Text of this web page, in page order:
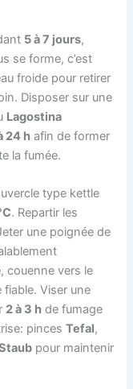
5 à 7 jours,
se forme, c’est
froide pour retirer
Disposer sur une
Lagostina
24 h afin de former
la fumée.
type kettle
. Repartir les
une poignée de
couenne vers le
Viser une
2 à 3 h de fumage
pincesTefal,
pour maintenir